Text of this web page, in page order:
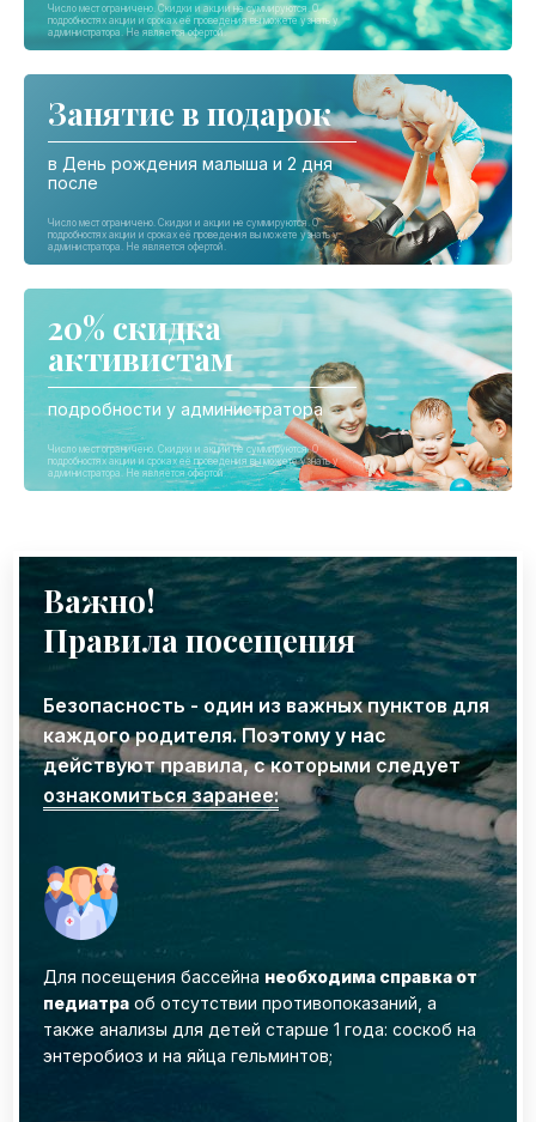
Занятие в подарок
в День рождения малыша и 2 дня
после
20% скидка
активистам
подробности у администратора
Важно!
Правила посещения
Безопасность - один из важных пунктов для
каждого родителя. ‌Поэтому у нас
действуют правила, с которыми следует
ознакомиться заранее:
Для посещения бассейна необходима справка от
педиатра об отсутствии противопоказаний, а
также анализы для детей старше 1 года: соскоб на
энтеробиоз и на яйца гельминтов;